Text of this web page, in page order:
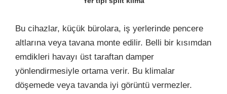
Bu cihazlar, küçük bürolara, iş yerlerinde pencere
altlarına veya tavana monte edilir. Belli bir kısımdan
emdikleri havayı üst taraftan damper
yönlendirmesiyle ortama verir. Bu klimalar
döşemede veya tavanda iyi görüntü vermezler.